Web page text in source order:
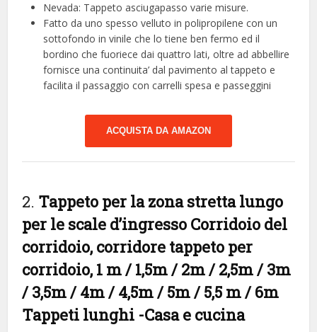
Nevada: Tappeto asciugapasso varie misure.
Fatto da uno spesso velluto in polipropilene con un
sottofondo in vinile che lo tiene ben fermo ed il
bordino che fuoriece dai quattro lati, oltre ad abbellire
fornisce una continuita’ dal pavimento al tappeto e
facilita il passaggio con carrelli spesa e passeggini
ACQUISTA DA AMAZON
2. Tappeto per la zona stretta lungo
per le scale d’ingresso Corridoio del
corridoio, corridore tappeto per
corridoio, 1 m / 1,5m / 2m / 2,5m / 3m
/ 3,5m / 4m / 4,5m / 5m / 5,5 m / 6m
Tappeti lunghi -Casa e cucina